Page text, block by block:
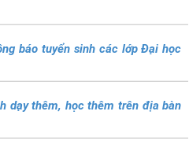
báo tuyển sinh các lớp Đại học
dạy thêm, học thêm trên địa bàn